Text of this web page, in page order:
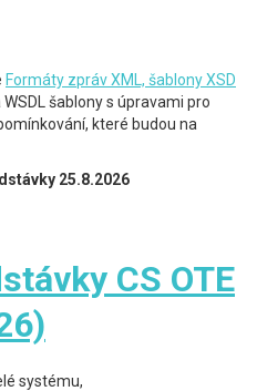
Formáty zpráv XML, šablony XSD
WSDL šablony s úpravami pro
které budou na
25.8.2026
CS OTE
systému,